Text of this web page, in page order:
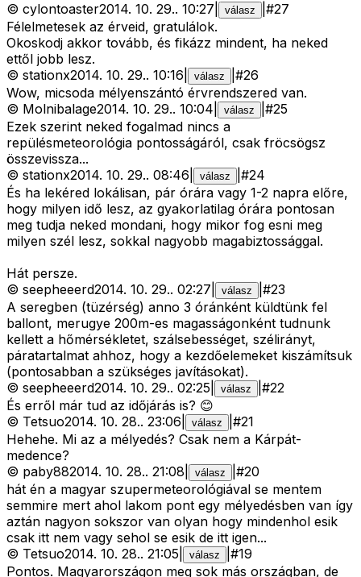
© cylontoaster2014. 10. 29.. 10:27 válasz #27
Félelmetesek az érveid, gratulálok.
Okoskodj akkor tovább, és fikázz mindent, ha neked
ettől jobb lesz.
© stationx2014. 10. 29.. 10:16 válasz #26
Wow, micsoda mélyenszántó érvrendszered van.
© Molnibalage2014. 10. 29.. 10:04 válasz #25
Ezek szerint neked fogalmad nincs a
repülésmeteorológia pontosságáról, csak fröcsögsz
összevissza...
© stationx2014. 10. 29.. 08:46 válasz #24
És ha lekéred lokálisan, pár órára vagy 1-2 napra előre,
hogy milyen idő lesz, az gyakorlatilag órára pontosan
meg tudja neked mondani, hogy mikor fog esni meg
milyen szél lesz, sokkal nagyobb magabiztossággal.
Hát persze.
© seepheeerd2014. 10. 29.. 02:27 válasz #23
A seregben (tüzérség) anno 3 óránként küldtünk fel
ballont, merugye 200m-es magasságonként tudnunk
kellett a hőmérsékletet, szálsebességet, szélirányt,
páratartalmat ahhoz, hogy a kezdőelemeket kiszámítsuk
(pontosabban a szükséges javításokat).
© seepheeerd2014. 10. 29.. 02:25 válasz #22
És erről már tud az időjárás is? 😊
© Tetsuo2014. 10. 28.. 23:06 válasz #21
Hehehe. Mi az a mélyedés? Csak nem a Kárpát-
medence?
© paby882014. 10. 28.. 21:08 válasz #20
hát én a magyar szupermeteorológiával se mentem
semmire mert ahol lakom pont egy mélyedésben van így
aztán nagyon sokszor van olyan hogy mindenhol esik
csak itt nem vagy sehol se esik de itt igen...
© Tetsuo2014. 10. 28.. 21:05 válasz #19
Pontos. Magyarországon meg sok más országban, de